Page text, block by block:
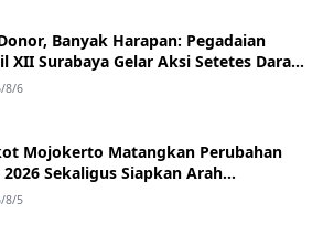
Banyak Harapan: Pegadaian
XII Surabaya Gelar Aksi Setetes Darah
8/6
Mojokerto Matangkan Perubahan
2026 Sekaligus Siapkan Arah
2027
8/5